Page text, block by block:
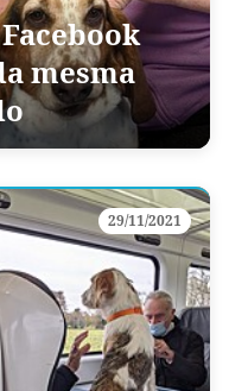
mesma
29/11/2021